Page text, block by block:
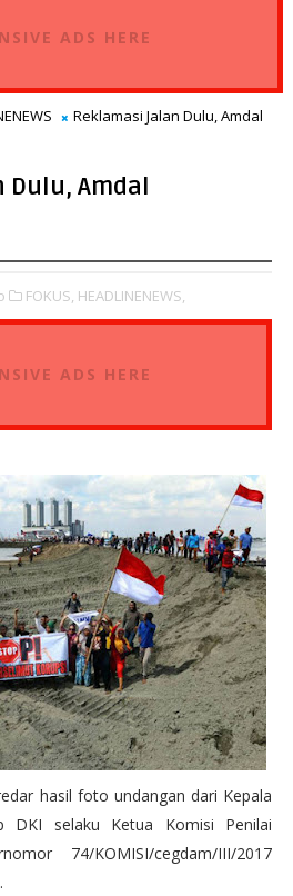
ADS HERE
Reklamasi Jalan Dulu, Amdal
Dulu, Amdal
FOKUS, HEADLINENEWS,
ADS HERE
hasil foto undangan dari Kepala
DKI selaku Ketua Komisi Penilai
74/KOMISI/cegdam/III/2017